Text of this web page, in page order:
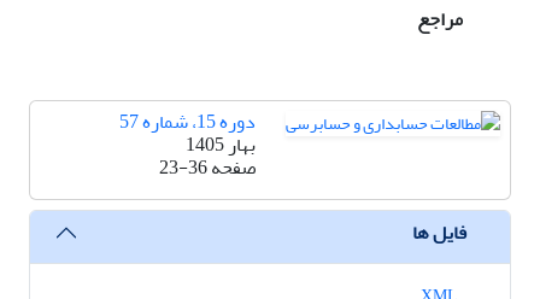
مراجع
دوره 15، شماره 57
بهار 1405
صفحه23-36
فایل ها